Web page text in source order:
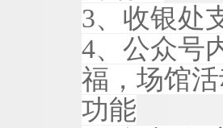
3、收银处
4、公众号
福，场馆
功能